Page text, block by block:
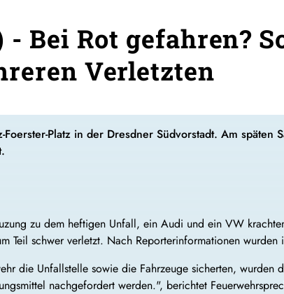
- Bei Rot gefahren?
Verletzten
Platz in der Dresdner Südvorstadt. Am
zu dem heftigen Unfall, ein Audi und ein VW
Teil schwer verletzt. Nach Reporterinformationen wurden
die Unfallstelle sowie die Fahrzeuge sicherten,
nachgefordert werden.", berichtet